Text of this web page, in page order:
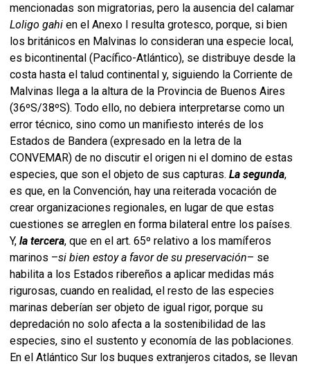
mencionadas son migratorias, pero la ausencia del calamar
Loligo gahi en el Anexo I resulta grotesco, porque, si bien
los británicos en Malvinas lo consideran una especie local,
es bicontinental (Pacífico-Atlántico), se distribuye desde la
costa hasta el talud continental y, siguiendo la Corriente de
Malvinas llega a la altura de la Provincia de Buenos Aires
(36ºS/38ºS). Todo ello, no debiera interpretarse como un
error técnico, sino como un manifiesto interés de los
Estados de Bandera (expresado en la letra de la
CONVEMAR) de no discutir el origen ni el domino de estas
especies, que son el objeto de sus capturas. La segunda,
es que, en la Convención, hay una reiterada vocación de
crear organizaciones regionales, en lugar de que estas
cuestiones se arreglen en forma bilateral entre los países.
Y, la tercera, que en el art. 65º relativo a los mamíferos
marinos –si bien estoy a favor de su preservación– se
habilita a los Estados ribereños a aplicar medidas más
rigurosas, cuando en realidad, el resto de las especies
marinas deberían ser objeto de igual rigor, porque su
depredación no solo afecta a la sostenibilidad de las
especies, sino el sustento y economía de las poblaciones.
En el Atlántico Sur los buques extranjeros citados, se llevan